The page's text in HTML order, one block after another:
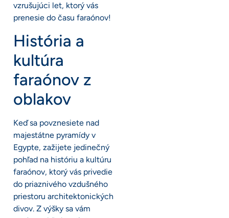
vzrušujúci let, ktorý vás
prenesie do času faraónov!
História a
kultúra
faraónov z
oblakov
Keď sa povznesiete nad
majestátne pyramídy v
Egypte, zažijete jedinečný
pohľad na históriu a kultúru
faraónov, ktorý vás privedie
do priaznivého vzdušného
priestoru architektonických
divov. Z výšky sa vám